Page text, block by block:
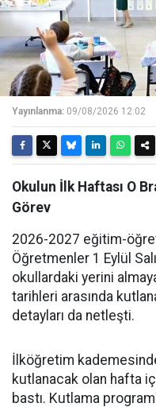
Yayınlanma: 09/08/2026 12:02
Okulun İlk Haftası O
Görev
2026-2027 eğitim-
Öğretmenler 1 Eylül
okullardaki yerini
tarihleri arasında
detayları da netleşti.
İlköğretim
kutlanacak olan hafta
bastı. Kutlama